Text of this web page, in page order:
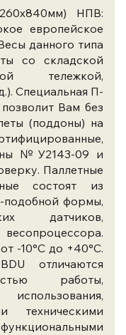
НПВ:
европейское
данного типа
со складской
тележкой,
Специальная П-
Вам без
(поддоны) на
№У2143-09 и
Паллетные
состоят из
формы,
датчиков,
-10°С до +40°С.
отличаются
работы,
техническими